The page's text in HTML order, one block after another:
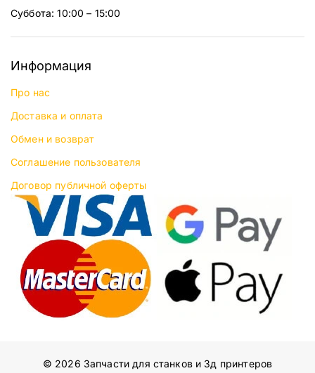
Суббота: 10:00 – 15:00
Информация
Про нас
Доставка и оплата
Обмен и возврат
Соглашение пользователя
Договор публичной оферты
© 2026 Запчасти для станков и 3д принтеров